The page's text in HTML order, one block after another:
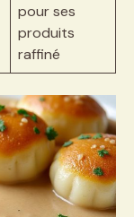
pour ses
produits
raffiné